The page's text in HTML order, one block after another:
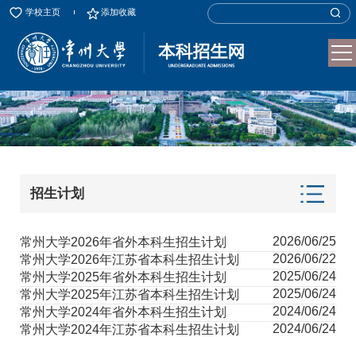
学校主页 添加收藏
招生计划
常州大学2026年省外本科生招生计划
2026/06/25
常州大学2026年江苏省本科生招生计划
2026/06/22
常州大学2025年省外本科生招生计划
2025/06/24
常州大学2025年江苏省本科生招生计划
2025/06/24
常州大学2024年省外本科生招生计划
2024/06/24
常州大学2024年江苏省本科生招生计划
2024/06/24